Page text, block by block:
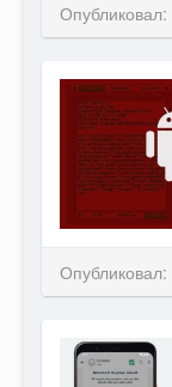
Опубликовал:
Опубликовал: